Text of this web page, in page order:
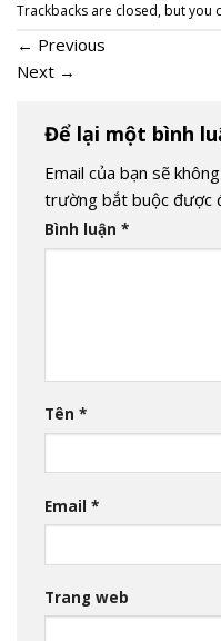
Trackbacks are closed, but you
← Previous
Next →
Để lại một bình
Email của bạn sẽ
trường bắt buộc được
Bình luận *
Tên *
Email *
Trang web